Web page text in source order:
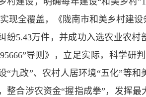
现全覆盖，《陇南市和美乡村建
纷5.43万件，并成功入选农业农
导则》，立足实际，科学研
九改”、农村人居环境“五化”等
合涉农资金“握指成拳”，发挥最